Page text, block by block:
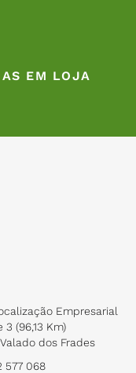
EM LOJA
Empresarial
3 (96,13 Km)
dos Frades
577 068